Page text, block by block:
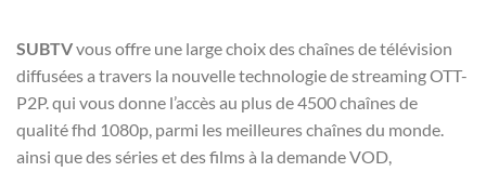
SUBTVvous offre une large choix des chaînes de télévision
diffusées a travers la nouvelle technologie de streaming OTT-
P2P. qui vous donne l’accès au plus de 4500 chaînes de
qualité fhd 1080p, parmi les meilleures chaînes du monde.
ainsi que des séries et des films à la demande VOD,